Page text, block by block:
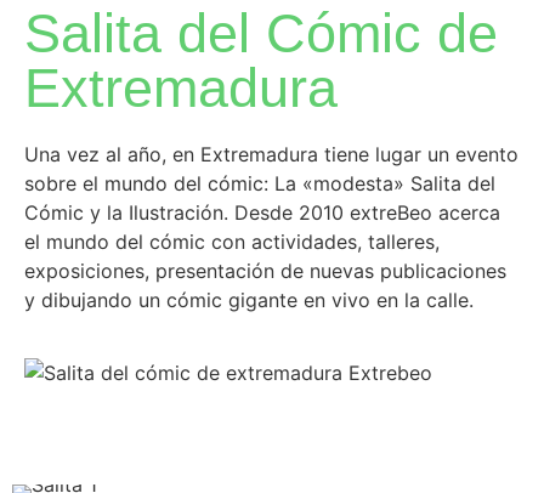
Salita del Cómic de
Extremadura
Una vez al año, en Extremadura tiene lugar un evento
sobre el mundo del cómic: La «modesta» Salita del
Cómic y la Ilustración. Desde 2010 extreBeo acerca
el mundo del cómic con actividades, talleres,
exposiciones, presentación de nuevas publicaciones
y dibujando un cómic gigante en vivo en la calle.